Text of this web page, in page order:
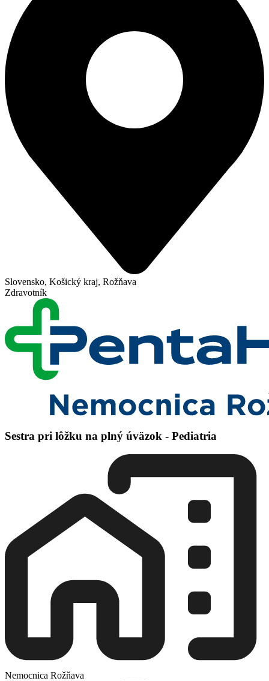
Slovensko, Košický kraj, Rožňava
Zdravotník
Sestra pri lôžku na plný úväzok - Pediatria
Nemocnica Rožňava